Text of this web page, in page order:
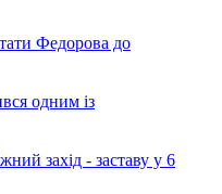
Федорова до
одним із
захід - заставу у 6